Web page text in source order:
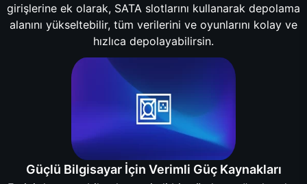
girişlerine ek olarak, SATA slotlarını kullanarak depolama
alanını yükseltebilir, tüm verilerini ve oyunlarını kolay ve
hızlıca depolayabilirsin.
Güçlü Bilgisayar İçin Verimli Güç Kaynakları